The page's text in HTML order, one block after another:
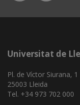
App
Universitat de
Pl. de Víctor Siurana, 1
25003 Lleida
Tel. +34 973 702 000